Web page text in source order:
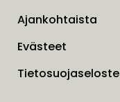
Ajankohtaista
Evästeet
Tietosuojaseloste